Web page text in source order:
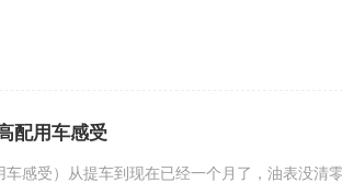
配用车感受
感受）从提车到现在已经一个月了，油表没清